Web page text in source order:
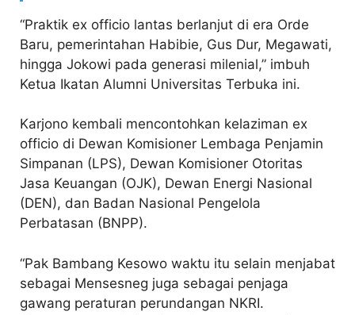
“Praktik ex officio lantas berlanjut di era Orde
Baru, pemerintahan Habibie, Gus Dur, Megawati,
hingga Jokowi pada generasi milenial,” imbuh
Ketua Ikatan Alumni Universitas Terbuka ini.
Karjono kembali mencontohkan kelaziman ex
officio di Dewan Komisioner Lembaga Penjamin
Simpanan (LPS), Dewan Komisioner Otoritas
Jasa Keuangan (OJK), Dewan Energi Nasional
(DEN), dan Badan Nasional Pengelola
Perbatasan (BNPP).
“Pak Bambang Kesowo waktu itu selain menjabat
sebagai Mensesneg juga sebagai penjaga
gawang peraturan perundangan NKRI.